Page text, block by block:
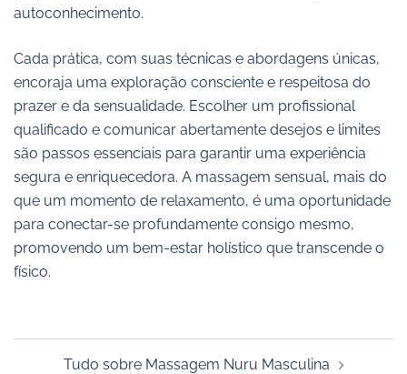
autoconhecimento.
Cada prática, com suas técnicas e abordagens únicas,
encoraja uma exploração consciente e respeitosa do
prazer e da sensualidade. Escolher um profissional
qualificado e comunicar abertamente desejos e limites
são passos essenciais para garantir uma experiência
segura e enriquecedora. A massagem sensual, mais do
que um momento de relaxamento, é uma oportunidade
para conectar-se profundamente consigo mesmo,
promovendo um bem-estar holístico que transcende o
físico.
Tudo sobre Massagem Nuru Masculina